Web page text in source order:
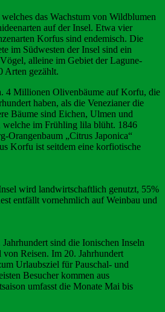
das Wachstum von Wildblumen
auf der Insel. Etwa vier
Korfus sind endemisch. Die
im Südwesten der Insel sind ein
alleine im Gebiet der Lagune-
Arten gezählt.
4 Millionen Olivenbäume auf Korfu, die
haben, als die Venezianer die
Bäume sind Eichen, Ulmen und
welche im Frühling lila blüht. 1846
Orangenbaum „Citrus Japonica“
Korfu ist seitdem eine korfiotische
wird landwirtschaftlich genutzt, 55%
entfällt vornehmlich auf Weinbau und
Jahrhundert sind die Ionischen Inseln
Reisen. Im 20. Jahrhundert
Urlaubsziel für Pauschal- und
Besucher kommen aus
umfasst die Monate Mai bis